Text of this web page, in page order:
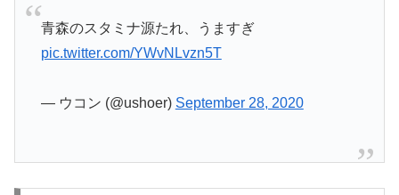
青森のスタミナ源たれ、うますぎ
pic.twitter.com/YWvNLvzn5T
— ウコン (@ushoer) September 28, 2020